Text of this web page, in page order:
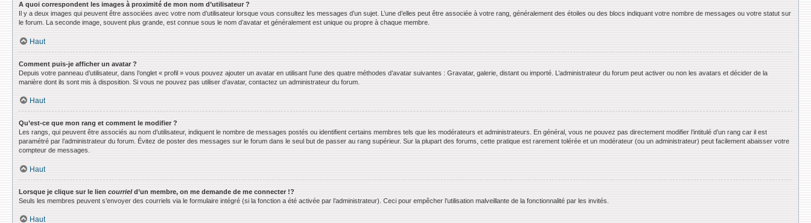
A quoi correspondent les images à proximité de mon nom d’utilisateur ?
Il y a deux images qui peuvent être associées avec votre nom d’utilisateur lorsque vous consultez les messages d’un sujet. L’une d’elles peut être associée à votre rang, généralement des étoiles ou des blocs indiquant votre nombre de messages ou votre statut sur
le forum. La seconde image, souvent plus grande, est connue sous le nom d’avatar et généralement est unique ou propre à chaque membre.
Haut
Comment puis-je afficher un avatar ?
Depuis votre panneau d’utilisateur, dans l’onglet « profil » vous pouvez ajouter un avatar en utilisant l’une des quatre méthodes d’avatar suivantes : Gravatar, galerie, distant ou importé. L’administrateur du forum peut activer ou non les avatars et décider de la
manière dont ils sont mis à disposition. Si vous ne pouvez pas utiliser d’avatar, contactez un administrateur du forum.
Haut
Qu’est-ce que mon rang et comment le modifier ?
Les rangs, qui peuvent être associés au nom d’utilisateur, indiquent le nombre de messages postés ou identifient certains membres tels que les modérateurs et administrateurs. En général, vous ne pouvez pas directement modifier l’intitulé d’un rang car il est
paramétré par l’administrateur du forum. Évitez de poster des messages sur le forum dans le seul but de passer au rang supérieur. Sur la plupart des forums, cette pratique est rarement tolérée et un modérateur (ou un administrateur) peut facilement abaisser votre
compteur de messages.
Haut
Lorsque je clique sur le lien courrield’un membre, on me demande de me connecter !?
Seuls les membres peuvent s’envoyer des courriels via le formulaire intégré (si la fonction a été activée par l’administrateur). Ceci pour empêcher l’utilisation malveillante de la fonctionnalité par les invités.
Haut